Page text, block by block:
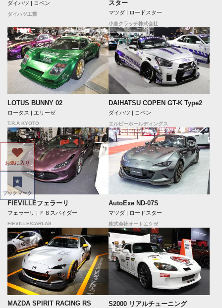
ダイハツ | コペン
ダイハツ工業
スター
マツダ | ロードスター
小倉クラッチ株式会社
LOTUS BUNNY 02
ロータス | エリーゼ
T.R.A KYOTO
DAIHATSU COPEN GT-K Type2
ダイハツ | コペン
エルビーホールディングス
FIEVILLEフェラーリ
フェラーリ | Ｆ８スパイダー
FIEVILLE/CARLAS
AutoExe ND-07S
マツダ | ロードスター
株式会社オートエクゼ
MAZDA SPIRIT RACING RS S2000 リアルチューニング
お気に入り
ブックマーク